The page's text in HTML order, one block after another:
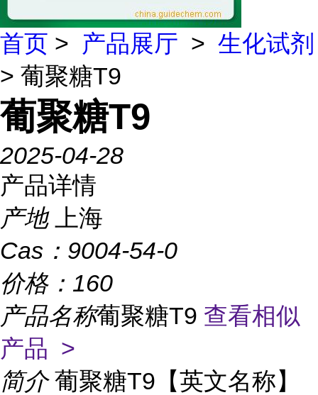
首页 > 产品展厅 > 生化试剂
> 葡聚糖T9
葡聚糖T9
2025-04-28
产品详情
产地
上海
Cas： 9004-54-0
价格： 160
产品名称葡聚糖T9 查看相似
产品 >
简介 葡聚糖T9【英文名称】